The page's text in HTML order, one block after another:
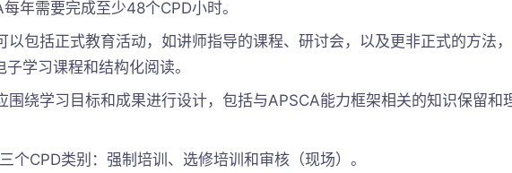
年需要完成至少48个CPD小时。
以包括正式教育活动，如讲师指导的课程、研讨会，以及更非正式的方法，
学习课程和结构化阅读。
围绕学习目标和成果进行设计，包括与APSCA能力框架相关的知识保留和
个CPD类别：强制培训、选修培训和审核（现场）。